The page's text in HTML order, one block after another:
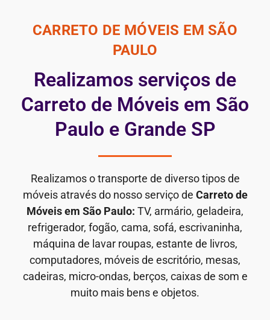
CARRETO DE MÓVEIS EM SÃO
PAULO
Realizamos serviços de
Carreto de Móveis em São
Paulo e Grande SP
Realizamos o transporte de diverso tipos de
móveis através do nosso serviço de Carreto de
Móveis em São Paulo: TV, armário, geladeira,
refrigerador, fogão, cama, sofá, escrivaninha,
máquina de lavar roupas, estante de livros,
computadores, móveis de escritório, mesas,
cadeiras, micro-ondas, berços, caixas de som e
muito mais bens e objetos.